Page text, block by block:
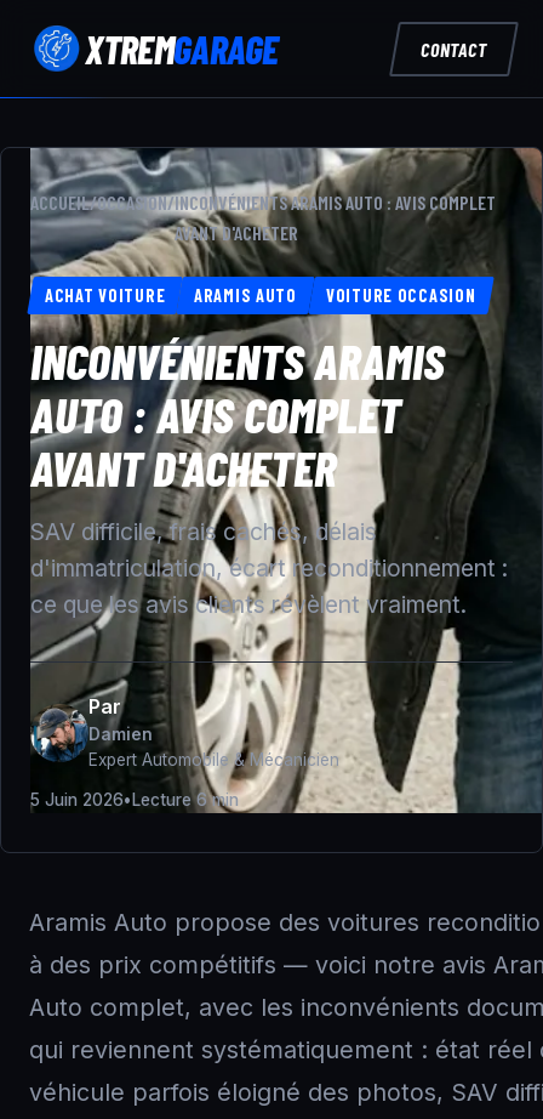
XTREMGARAGE CONTACT
ACCUEIL/OCCASION/INCONVÉNIENTS ARAMIS AUTO : AVIS COMPLET
AVANT D'ACHETER
ACHAT VOITURE ARAMIS AUTO VOITURE OCCASION
INCONVÉNIENTS ARAMIS
AUTO : AVIS COMPLET
AVANT D'ACHETER
SAV difficile, frais cachés, délais
d'immatriculation, écart reconditionnement :
ce que les avis clients révèlent vraiment.
Par
Damien
Expert Automobile & Mécanicien
5 Juin 2026• Lecture 6 min
Aramis Auto propose des voitures
à des prix compétitifs — voici notre avis
Auto complet, avec les inconvénients
qui reviennent systématiquement : état réel
véhicule parfois éloigné des photos, SAV